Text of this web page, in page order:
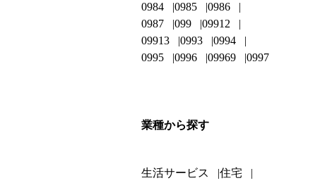
0984
0985
0986
0987
099
09912
09913
0993
0994
0995
0996 09969 0997
業種から探す
生活サービス 住宅